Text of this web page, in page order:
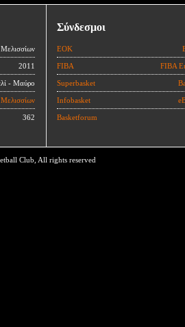
2011
- Μαύρο
362
Σύνδεσμοι
ΕΟΚ
FIBA FIBA
Superbasket
Infobasket
Basketforum
Club, All rights reserved